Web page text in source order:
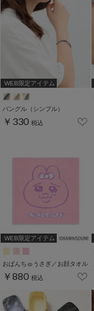
WEB限定アイテム
バングル（シンプル）
￥330 税込
WEB限定アイテム
おぱんちゅうさぎ／お顔タオル
￥880 税込